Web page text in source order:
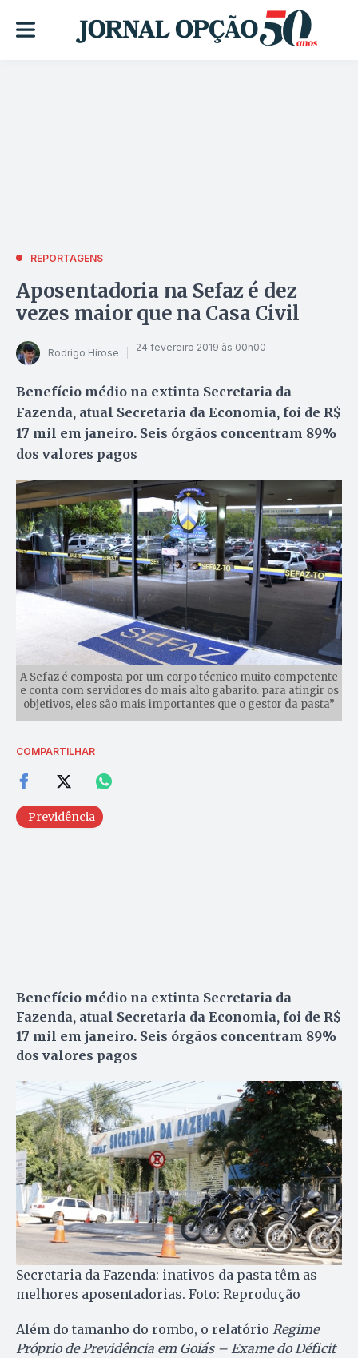
REPORTAGENS
Aposentadoria na Sefaz é dez
vezes maior que na Casa Civil
Rodrigo Hirose 24 fevereiro 2019 às 00h00
Benefício médio na extinta Secretaria da
Fazenda, atual Secretaria da Economia, foi de R$
17 mil em janeiro. Seis órgãos concentram 89%
dos valores pagos
A Sefaz é composta por um corpo técnico muito competente
e conta com servidores do mais alto gabarito. para atingir os
objetivos, eles são mais importantes que o gestor da pasta”
COMPARTILHAR
Previdência
Benefício médio na extinta Secretaria da
Fazenda, atual Secretaria da Economia, foi de R$
17 mil em janeiro. Seis órgãos concentram 89%
dos valores pagos
Secretaria da Fazenda: inativos da pasta têm as
melhores aposentadorias. Foto: Reprodução
Além do tamanho do rombo, o relatório Regime
Próprio de Previdência em Goiás – Exame do Déficit